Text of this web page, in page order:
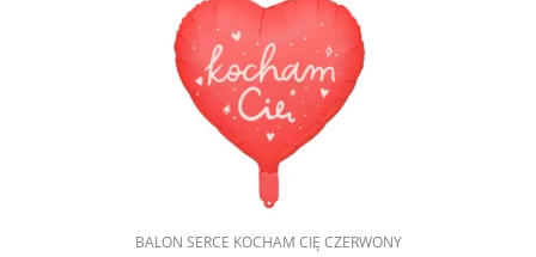
BALON SERCE KOCHAM CIĘ CZERWONY